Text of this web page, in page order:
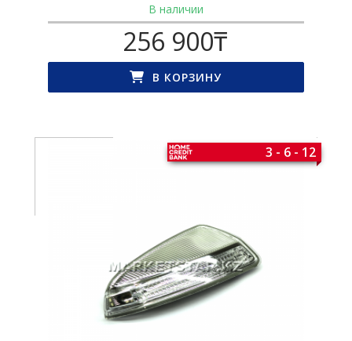
В наличии
256 900₸
В КОРЗИНУ
3 - 6 - 12